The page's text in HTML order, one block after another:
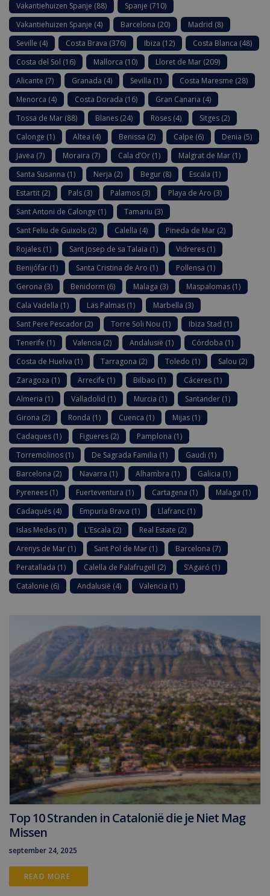
Vakantiehuizen Spanje (88) Spanje (710)
Vakantiehuizen Spanje (4) Barcelona (20) Madrid (8)
Seville (4) Costa Brava (376) Ibiza (12) Costa Blanca (48)
Costa del Sol (16) Mallorca (10) Lloret de Mar (209)
Alicante (7) Granada (4) Sevilla (1) Costa Maresme (28)
Menorca (4) Costa Dorada (16) Gran Canaria (4)
Tossa de Mar (88) Blanes (24) Roses (4) Sitges (2)
Calonge (1) Altea (4) Benissa (2) Calpe (6) Denia (5)
Javea (7) Moraira (7) Cala d’Or (1) Malgrat de Mar (1)
Santa Susanna (1) Nerja (2) Begur (8) Escala (1)
Estartit (2) Pals (3) Palamos (3) Playa de Aro (3)
Sant Antoni de Calonge (1) Tamariu (3)
Sant Feliu de Guixols (2) Calella (4) Pineda de Mar (2)
Rojales (1) Sant Josep de sa Talaia (1) Vidreres (1)
Benijófar (1) Santa Cristina de Aro (1) Pollensa (1)
Gerona (3) Benidorm (6) Malaga (3) Maspalomas (1)
Cala Vadella (1) Las Palmas (1) Marbella (3)
Sant Pere Pescador (2) Torre Soli Nou (1) Ibiza Stad (1)
Tenerife (1) Valencia (2) Andalusië (1) Córdoba (1)
Costa de Huelva (1) Tarragona (2) Toledo (1) Salou (2)
Zaragoza (1) Arrecife (1) Bilbao (1) Cáceres (1)
Almeria (1) Valladolid (1) Murcia (1) Santander (1)
Girona (2) Ronda (1) Cuenca (1) Mijas (1)
Cadaques (1) Figueres (2) Pamplona (1)
Torremolinos (1) De Sagrada Familia (1) Gaudi (1)
Barcelona (2) Navarra (1) Alhambra (1) Galicia (1)
Pyrenees (1) Fuerteventura (1) Cartagena (1) Malaga (1)
Cadaqués (4) Empuria Brava (1) Llafranc (1)
Islas Medas (1) L'Escala (2) Real Estate (2)
Arenys de Mar (1) Sant Pol de Mar (1) Barcelona (7)
Peratallada (1) Calella de Palafrugell (2) S’Agaró (1)
Catalonie (6) Andalusië (4) Valencia (1)
Top 10 Stranden in Catalonië die je Niet Mag
Missen
september 24, 2025
READ MORE